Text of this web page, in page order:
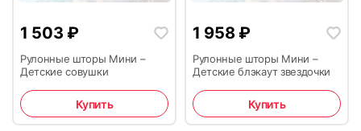
1 503 ₽
Рулонные шторы Мини –
Детские совушки
Купить
1 958 ₽
Рулонные шторы Мини –
Детские блэкаут звездочки
Купить